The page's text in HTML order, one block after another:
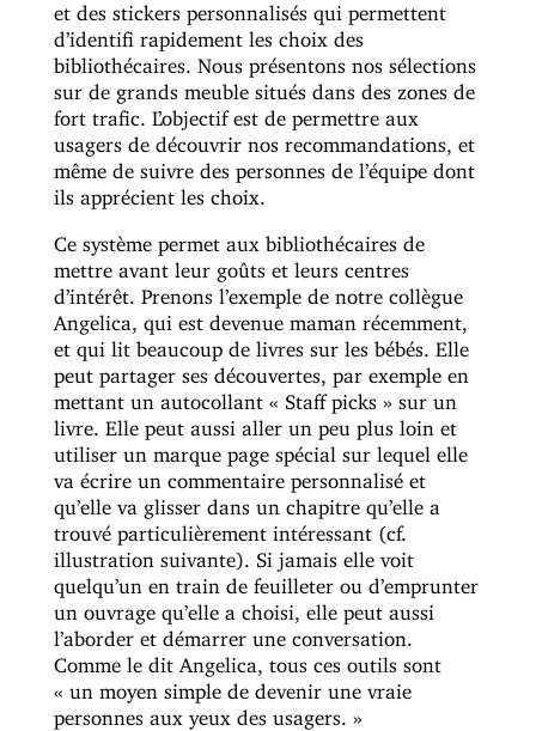
et des stickers personnalisés qui permettent
d’identifi rapidement les choix des
bibliothécaires. Nous présentons nos sélections
sur de grands meuble situés dans des zones de
fort trafic. L’objectif est de permettre aux
usagers de découvrir nos recommandations, et
même de suivre des personnes de l’équipe dont
ils apprécient les choix.
Ce système permet aux bibliothécaires de
mettre avant leur goûts et leurs centres
d’intérêt. Prenons l’exemple de notre collègue
Angelica, qui est devenue maman récemment,
et qui lit beaucoup de livres sur les bébés. Elle
peut partager ses découvertes, par exemple en
mettant un autocollant « Staff picks » sur un
livre. Elle peut aussi aller un peu plus loin et
utiliser un marque page spécial sur lequel elle
va écrire un commentaire personnalisé et
qu’elle va glisser dans un chapitre qu’elle a
trouvé particulièrement intéressant (cf.
illustration suivante). Si jamais elle voit
quelqu’un en train de feuilleter ou d’emprunter
un ouvrage qu’elle a choisi, elle peut aussi
l’aborder et démarrer une conversation.
Comme le dit Angelica, tous ces outils sont
« un moyen simple de devenir une vraie
personnes aux yeux des usagers. »